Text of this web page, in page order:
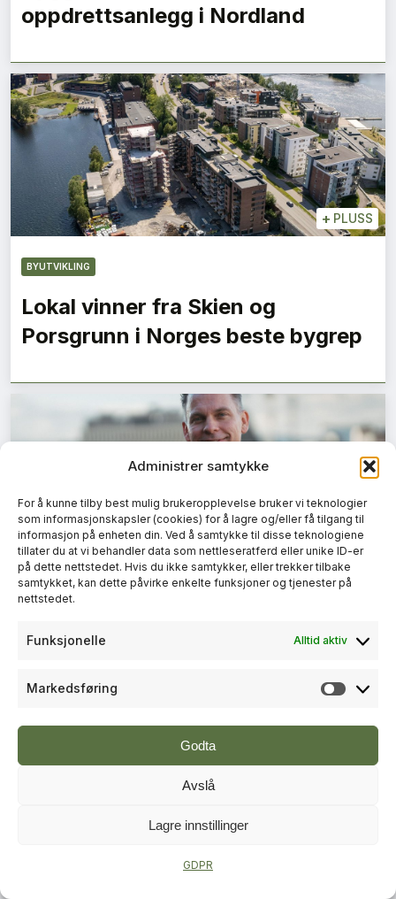
Administrer samtykke
For å kunne tilby best mulig brukeropplevelse bruker vi teknologier
som informasjonskapsler (cookies) for å lagre og/eller få tilgang til
informasjon på enheten din. Ved å samtykke til disse teknologiene
tillater du at vi behandler data som nettleseratferd eller unike ID-er
på dette nettstedet. Hvis du ikke samtykker, eller trekker tilbake
samtykket, kan dette påvirke enkelte funksjoner og tjenester på
nettstedet.
Funksjonelle Alltid aktiv
Markedsføring
Godta
Avslå
Lagre innstillinger
GDPR
oppdrettsanlegg i Nordland
+ PLUSS
BYUTVIKLING
Lokal vinner fra Skien og
Porsgrunn i Norges beste bygrep
+ PLUSS
RÅDGIVNING
én milliard kroner i andre kvartal